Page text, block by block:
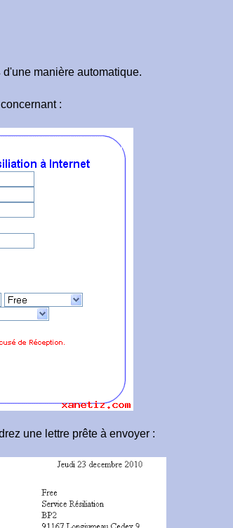
d'une manière automatique.
:
une lettre prête à envoyer :